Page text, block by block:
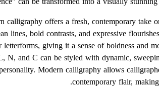
calligraphy offers a fresh, contemporary
lines, bold contrasts, and expressive
giving it a sense of boldness and
N, and C can be styled with dynamic,
Modern calligraphy allows
contemporary flair,